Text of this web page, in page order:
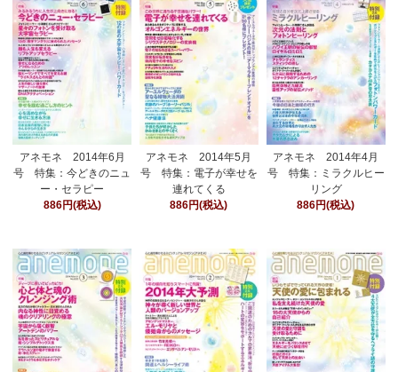
アネモネ 2014年6月
号 特集：今どきのニュ
ー・セラピー
886円(税込)
アネモネ 2014年5月
号 特集：電子が幸せを
連れてくる
886円(税込)
アネモネ 2014年4月
号 特集：ミラクルヒー
リング
886円(税込)